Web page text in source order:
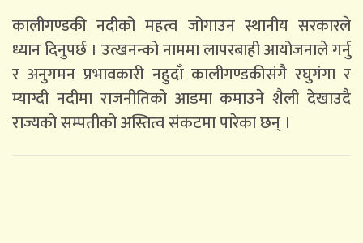
कालीगण्डकी नदीको महत्व जोगाउन स्थानीय सरकारले
ध्यान दिनुपर्छ । उत्खनन्को नाममा लापरबाही आयोजनाले गर्नु
र अनुगमन प्रभावकारी नहुदाँ कालीगण्डकीसंगै रघुगंगा र
म्याग्दी नदीमा राजनीतिको आडमा कमाउने शैली देखाउदै
राज्यको सम्पतीको अस्तित्व संकटमा पारेका छन् ।